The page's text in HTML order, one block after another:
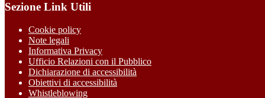
Sezione Link Utili
Cookie policy
Note legali
Informativa Privacy
Ufficio Relazioni con il Pubblico
Dichiarazione di accessibilità
Obiettivi di accessibilità
Whistleblowing